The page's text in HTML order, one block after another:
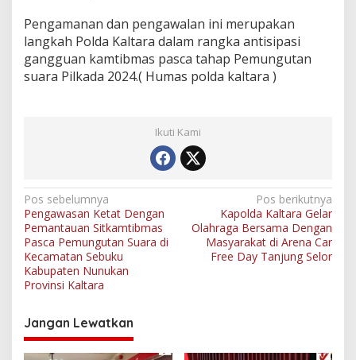
Pengamanan dan pengawalan ini merupakan
langkah Polda Kaltara dalam rangka antisipasi
gangguan kamtibmas pasca tahap Pemungutan
suara Pilkada 2024.( Humas polda kaltara )
Ikuti Kami
N
a
v
i
g
a
s
Pos sebelumnya
Pengawasan Ketat Dengan
Pemantauan Sitkamtibmas
Pasca Pemungutan Suara di
Kecamatan Sebuku
Kabupaten Nunukan
Provinsi Kaltara
Pos berikutnya
Kapolda Kaltara Gelar
Olahraga Bersama Dengan
Masyarakat di Arena Car
Free Day Tanjung Selor
Jangan Lewatkan